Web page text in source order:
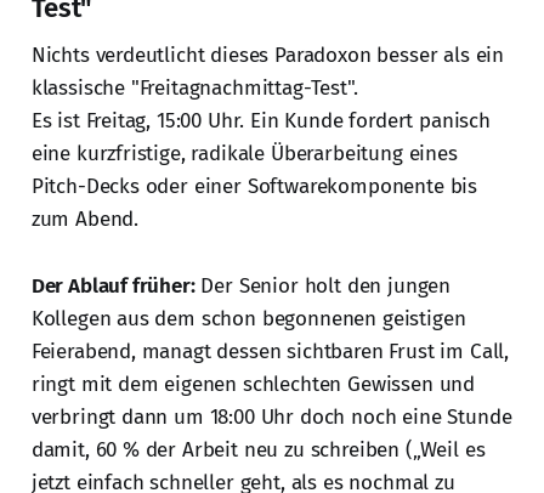
Test"
Nichts verdeutlicht dieses Paradoxon besser als ein
klassische "Freitagnachmittag-Test".
Es ist Freitag, 15:00 Uhr. Ein Kunde fordert panisch
eine kurzfristige, radikale Überarbeitung eines
Pitch-Decks oder einer Softwarekomponente bis
zum Abend.
Der Ablauf früher:Der Senior holt den jungen
Kollegen aus dem schon begonnenen geistigen
Feierabend, managt dessen sichtbaren Frust im Call,
ringt mit dem eigenen schlechten Gewissen und
verbringt dann um 18:00 Uhr doch noch eine Stunde
damit, 60 % der Arbeit neu zu schreiben („Weil es
jetzt einfach schneller geht, als es nochmal zu